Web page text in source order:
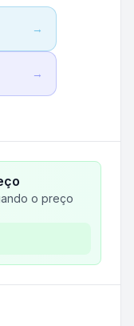
→
→
o preço